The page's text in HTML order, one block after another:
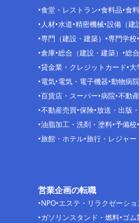
食堂・レストラン 食料品 食
人材 水道 精密機械 設備（建
専門（建設・建築）
専門学校
倉庫 総合（建設・建築）
総
貸金業・クレジットカード 大
電気 電気・電子機器 動物病院
百貨店・スーパー 病院 不動
不動産売買 保険 放送・出版
油脂加工・洗剤・塗料 予備校
旅館・ホテル 旅行・レジャー
営業企画の転職
NPO エステ・リラクゼーショ
ガソリンスタンド・燃料 ゴム